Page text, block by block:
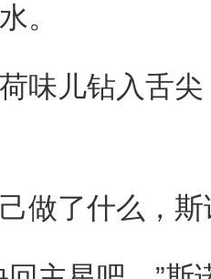
。
儿钻入舌尖
了什么，斯